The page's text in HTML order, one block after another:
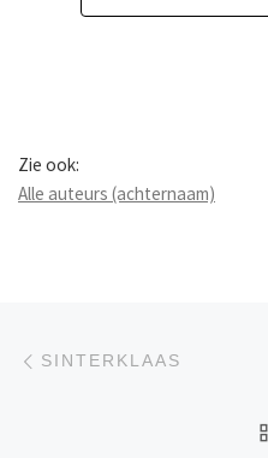
Zie ook:
Alle auteurs (achternaam)
Berichtnavigatie
SINTERKLAAS